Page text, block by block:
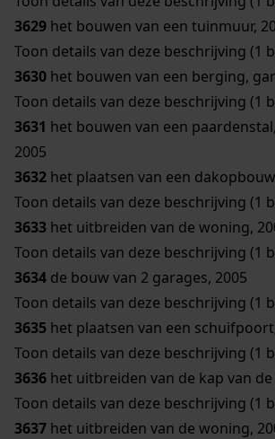
3629 het bouwen van een tuinmuur,
Toon details van deze beschrijving (1
3630 het bouwen van een berging,
Toon details van deze beschrijving (1
3631 het bouwen van een
2005
3632 het plaatsen van een
Toon details van deze beschrijving (1
3633 het uitbreiden van de woning,
Toon details van deze beschrijving (1
3634 de bouw van 2 garages, 2005
Toon details van deze beschrijving (1
3635 het plaatsen van een
Toon details van deze beschrijving (1
3636 het uitbreiden van de kap van
Toon details van deze beschrijving (1
3637 het uitbreiden van de woning,